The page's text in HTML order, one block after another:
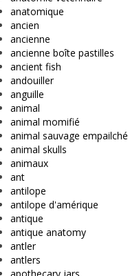
anatomique
ancien
ancienne
ancienne boîte pastilles
ancient fish
andouiller
anguille
animal
animal momifié
animal sauvage empailché
animal skulls
animaux
ant
antilope
antilope d'amérique
antique
antique anatomy
antler
antlers
apothecary jars